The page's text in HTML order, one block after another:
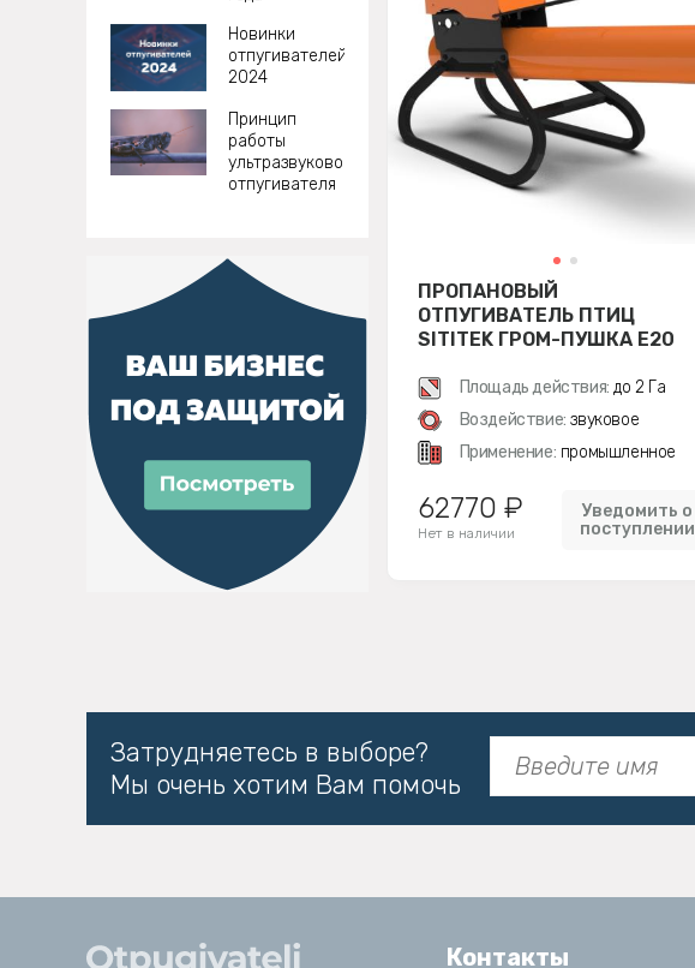
Новинки
отпугивателей
2024
Принцип
работы
ультразвукового
отпугивателя
ПРОПАНОВЫЙ
ОТПУГИВАТЕЛЬ ПТИЦ
SITITEK ГРОМ-ПУШКА E20
Площадь действия: до 2 Га
Воздействие: звуковое
Применение: промышленное
62770 ₽
Нет в наличии
Уведомить о
поступлении
Затрудняетесь в выборе?
Мы очень хотим Вам помочь
Контакты